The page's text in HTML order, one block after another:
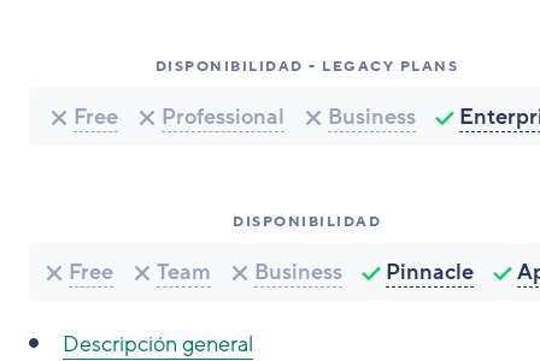
DISPONIBILIDAD - LEGACY PLANS
Free Professional Business
DISPONIBILIDAD
Free Team Business Pinnacle
Descripción general